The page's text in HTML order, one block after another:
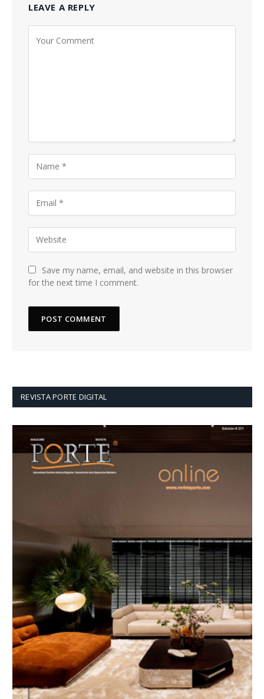
LEAVE A REPLY
Save my name, email, and website in this browser
for the next time I comment.
REVISTA PORTE DIGITAL